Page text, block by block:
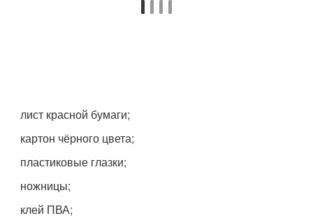
лист красной бумаги;
картон чёрного цвета;
пластиковые глазки;
ножницы;
клей ПВА;